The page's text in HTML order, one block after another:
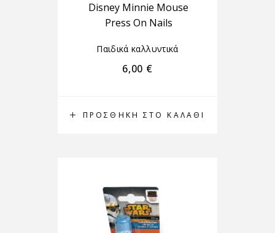
ΠΡΟΣΘΉΚΗ ΣΤΟ ΚΑΛΆΘΙ
Disney Minnie Mouse
Press On Nails
Παιδικά καλλυντικά
6,00 €